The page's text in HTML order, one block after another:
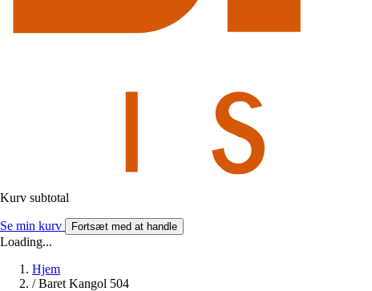
Kurv subtotal
Se min kurv Fortsæt med at handle
Loading...
Hjem
/ Baret Kangol 504